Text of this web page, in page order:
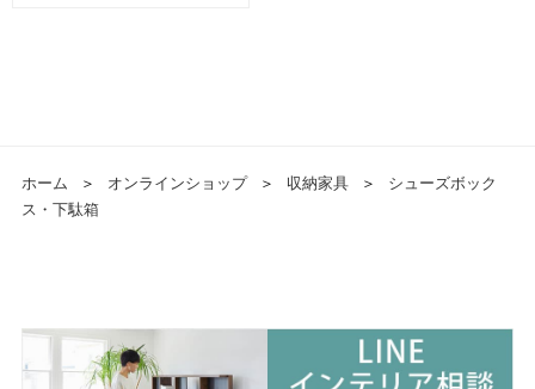
ホーム ＞ オンラインショップ ＞ 収納家具 ＞
シューズボック
ス・下駄箱